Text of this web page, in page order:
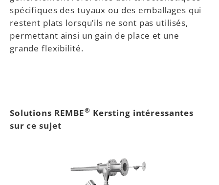
spécifiques des tuyaux ou des emballages qui
restent plats lorsqu’ils ne sont pas utilisés,
permettant ainsi un gain de place et une
grande flexibilité.
Solutions REMBE® Kersting intéressantes
sur ce sujet